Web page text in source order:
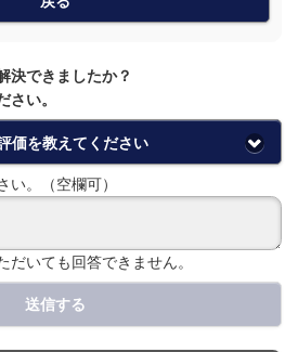
決できましたか？
い。
価を教えてください
。（空欄可）
いても回答できません。
送信する